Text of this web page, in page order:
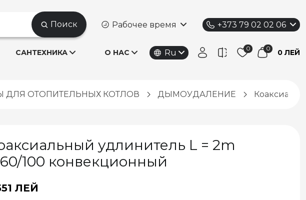
Поиск Рабочее время +373 79 02 02 06
САНТЕХНИКА О НАС Ru 0 ЛЕЙ
ДЛЯ ОТОПИТЕЛЬНЫХ КОТЛОВ ДЫМОУДАЛЕНИЕ
удлинитель L = 2m
100 конвекционный
ЛЕЙ